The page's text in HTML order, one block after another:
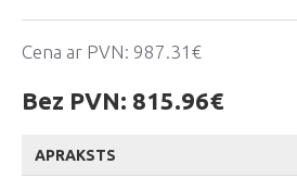
Cena ar PVN: 987.31€
Bez PVN: 815.96€
APRAKSTS